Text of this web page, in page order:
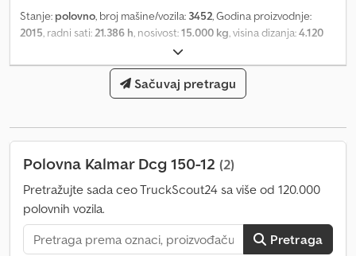
Stanje: polovno, broj mašine/vozila: 3452, Godina proizvodnje:
2015 , radni sati: 21.386 h , nosivost:15.000 kg , visina dizanja:4.120
1.200 mm
dimenzija prednje gume:12.00-20, dimenzija zadnje gume:12.00-
23.220 kg, tip motora: Dizel, proizvođač: Kalmar
Dcodpfjw Azxysx Ab Eok
Sačuvaj pretragu
Polovna Kalmar Dcg 150-12 (2)
Pretražujte sada ceo TruckScout24 sa više od 120.000
polovnih vozila.
Pretraga